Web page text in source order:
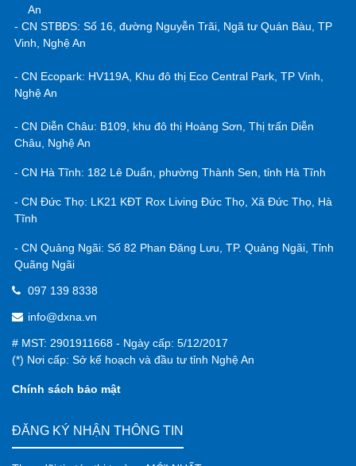
An
- CN STBĐS: Số 16, đường Nguyễn Trãi, Ngã tư Quán Bàu, TP
Vinh, Nghệ An
- CN Ecopark: HV119A, Khu đô thị Eco Central Park, TP Vinh,
Nghệ An
- CN Diễn Châu: B109, khu đô thị Hoàng Sơn, Thị trấn Diễn
Châu, Nghệ An
- CN Hà Tĩnh: 182 Lê Duẩn, phường Thành Sen, tỉnh Hà Tĩnh
- CN Đức Thọ: LK21 KĐT Rox Living Đức Thọ, Xã Đức Thọ, Hà
Tĩnh
- CN Quảng Ngãi: Số 82 Phan Đăng Lưu, TP. Quảng Ngãi, Tỉnh
Quãng Ngãi
097 139 8338
info@dxna.vn
# MST: 2901911668 - Ngày cấp: 5/12/2017
(*) Nơi cấp: Sở kế hoạch và đầu tư tỉnh Nghệ An
Chính sách bảo mật
ĐĂNG KÝ NHẬN THÔNG TIN